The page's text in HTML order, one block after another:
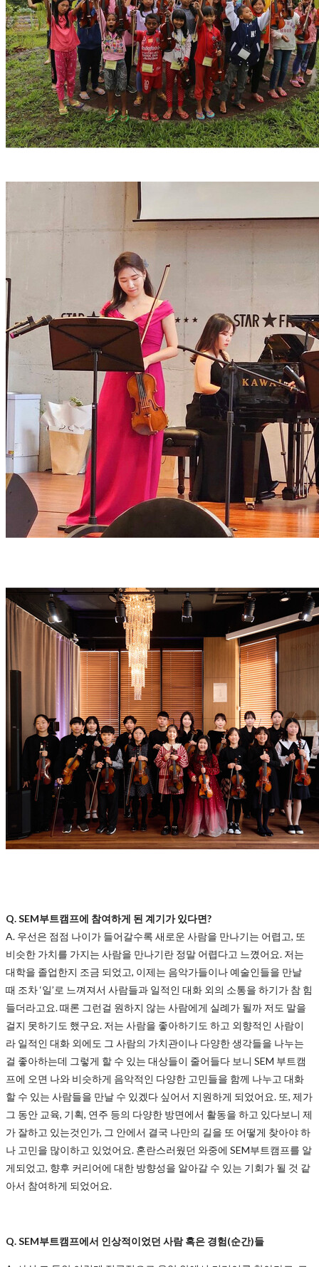
Q. SEM부트캠프에 참여하게 된 계기가 있다면?
A. 우선은 점점 나이가 들어갈수록 새로운 사람을 만나기는 어렵고, 또
비슷한 가치를 가지는 사람을 만나기란 정말 어렵다고 느꼈어요. 저는
대학을 졸업한지 조금 되었고, 이제는 음악가들이나 예술인들을 만날
때 조차 ‘일’로 느껴져서 사람들과 일적인 대화 외의 소통을 하기가 참 힘
들더라고요. 때론 그런걸 원하지 않는 사람에게 실례가 될까 저도 말을
걸지 못하기도 했구요. 저는 사람을 좋아하기도 하고 외향적인 사람이
라 일적인 대화 외에도 그 사람의 가치관이나 다양한 생각들을 나누는
걸 좋아하는데 그렇게 할 수 있는 대상들이 줄어들다 보니 SEM 부트캠
프에 오면 나와 비슷하게 음악적인 다양한 고민들을 함께 나누고 대화
할 수 있는 사람들을 만날 수 있겠다 싶어서 지원하게 되었어요. 또, 제가
그 동안 교육, 기획, 연주 등의 다양한 방면에서 활동을 하고 있다보니 제
가 잘하고 있는것인가, 그 안에서 결국 나만의 길을 또 어떻게 찾아야 하
나 고민을 많이하고 있었어요. 혼란스러웠던 와중에 SEM부트캠프를 알
게되었고, 향후 커리어에 대한 방향성을 알아갈 수 있는 기회가 될 것 같
아서 참여하게 되었어요.
Q. SEM부트캠프에서 인상적이었던 사람 혹은 경험(순간)들